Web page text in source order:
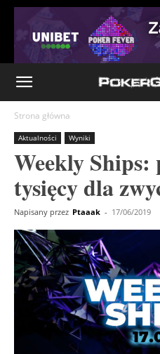
Strona główna
Aktualności Wyniki
Weekly Ships:
tysięcy dla
Napisany przez Ptaaak - 17/06/2019